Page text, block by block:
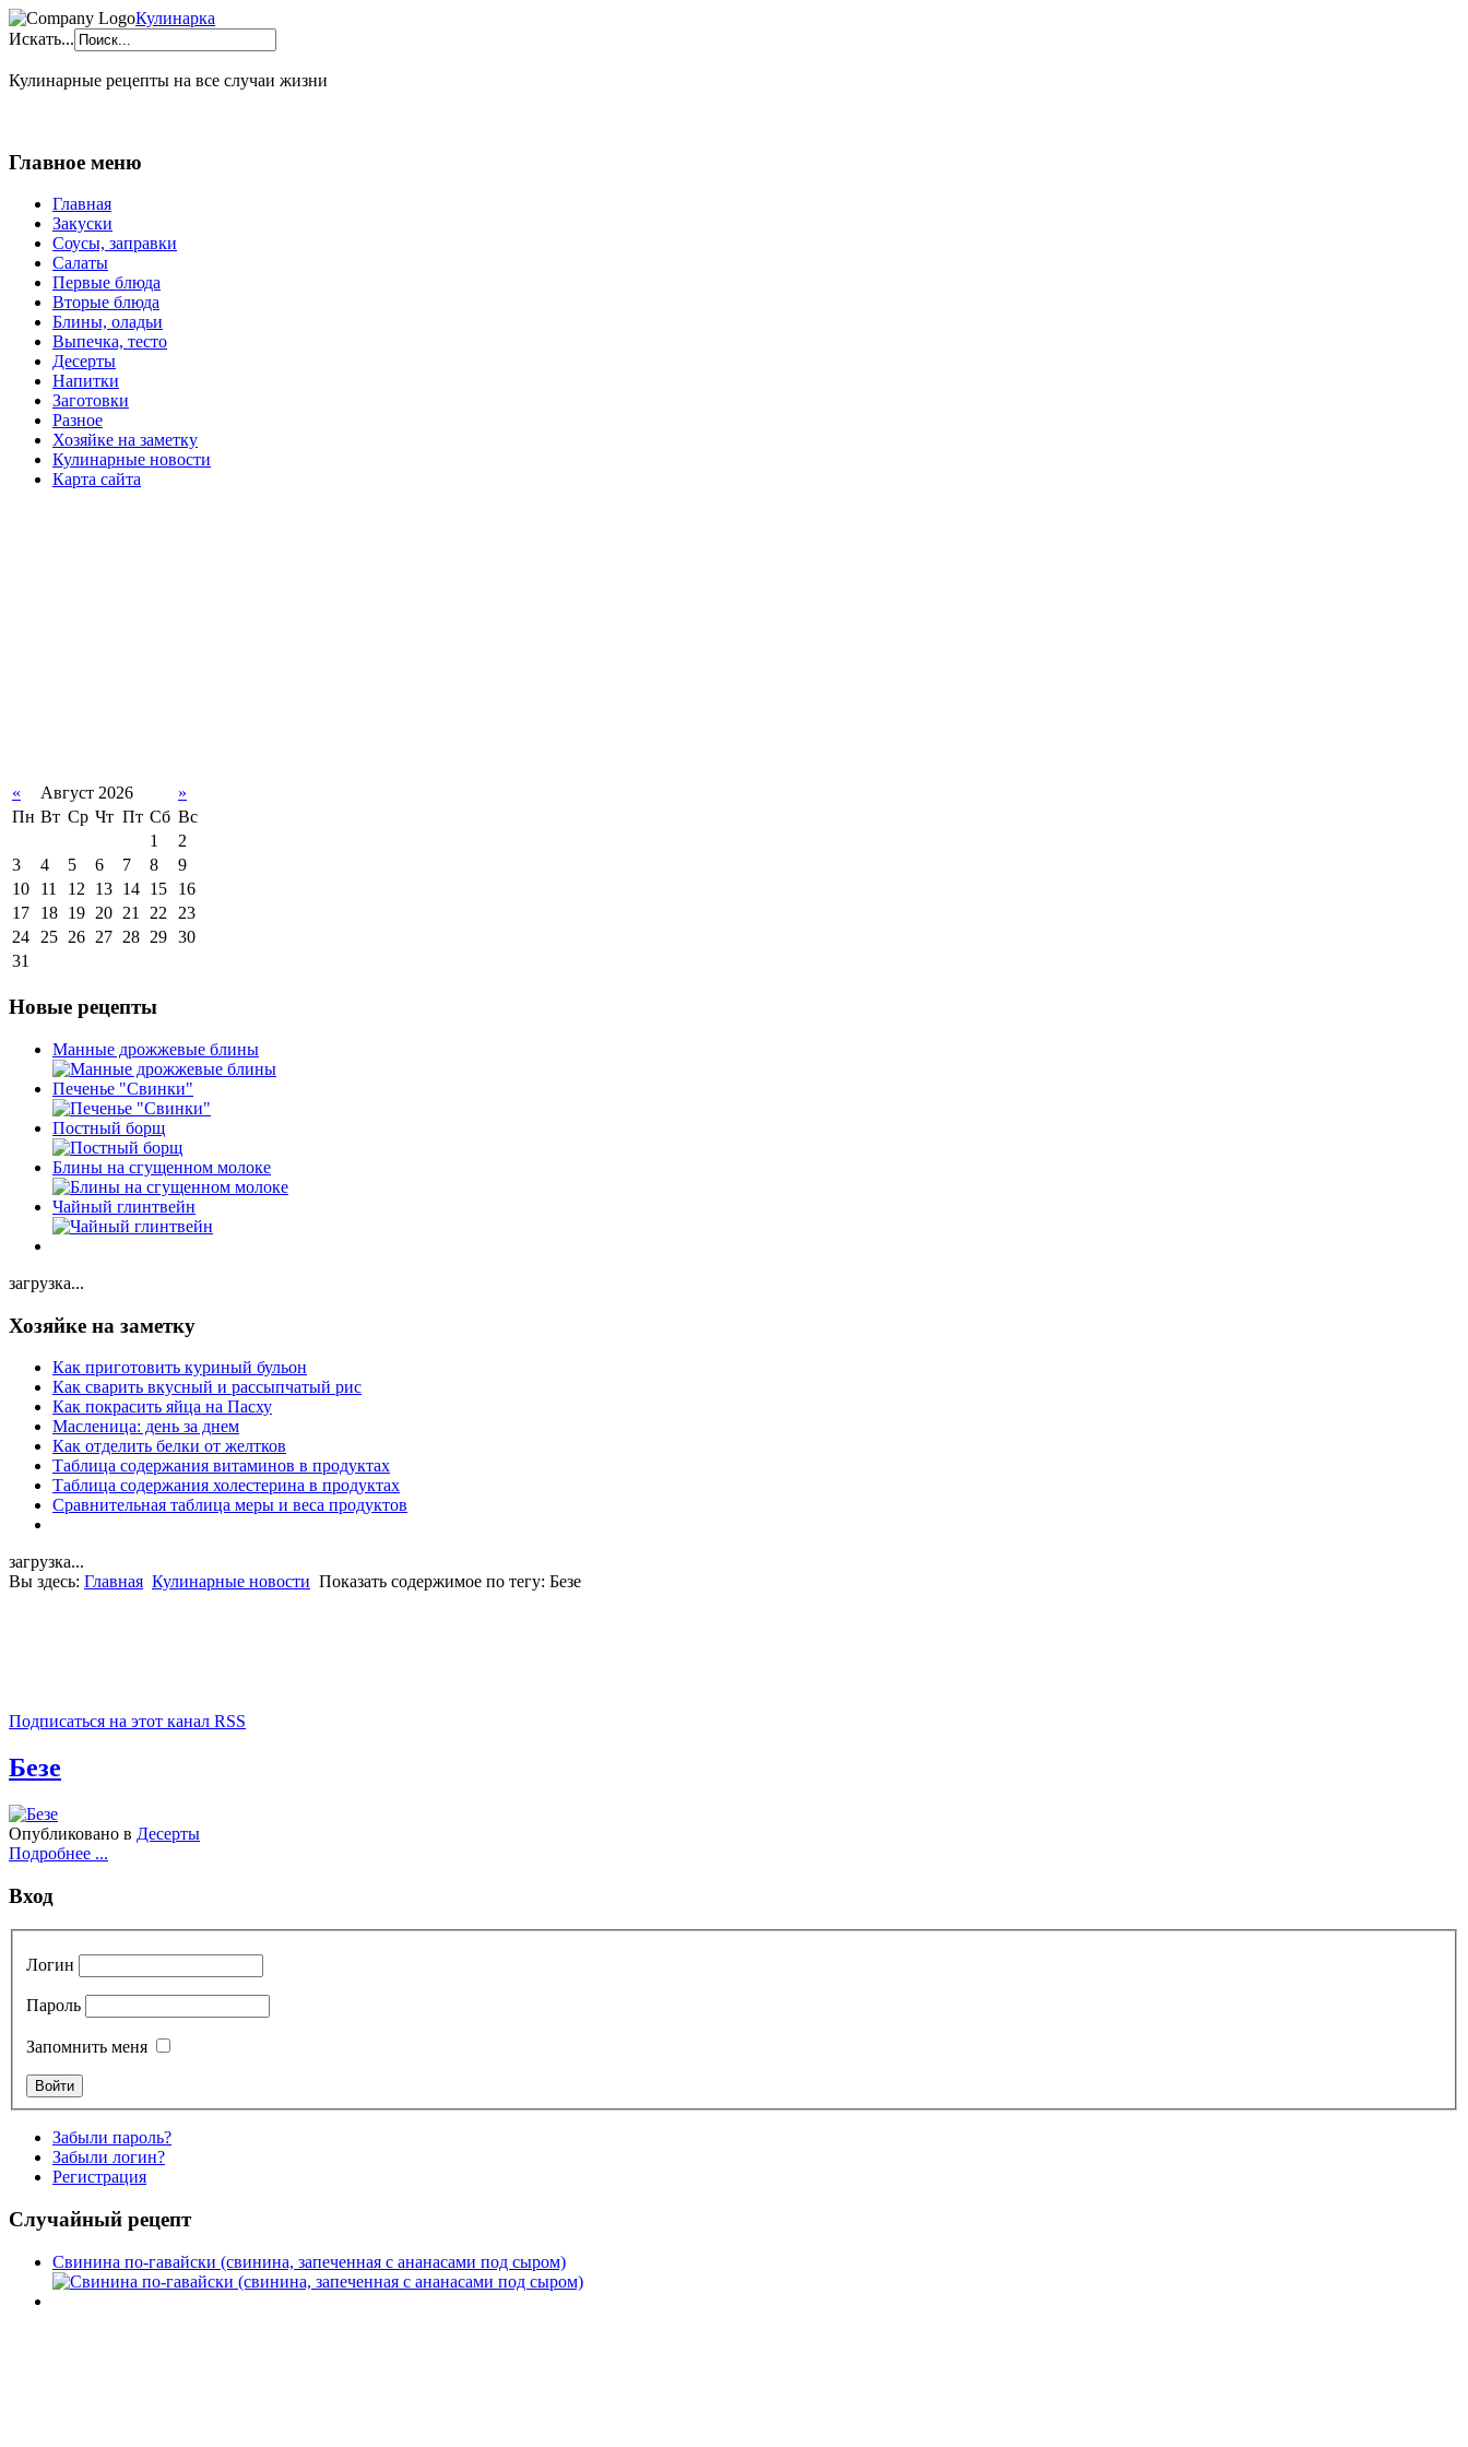
Кулинарка
Искать...
Кулинарные рецепты на все случаи жизни
Главное меню
Главная
Закуски
Соусы, заправки
Салаты
Первые блюда
Вторые блюда
Блины, оладьи
Выпечка, тесто
Десерты
Напитки
Заготовки
Разное
Хозяйке на заметку
Кулинарные новости
Карта сайта
« Август 2026
»
Пн Вт Ср Чт Пт Сб Вс
1
2
3
4 5 6 7 8
9
10
11 12 13 14 15
16
17
18 19 20 21 22 23
24 25 26 27 28 29 30
31
Новые рецепты
Манные дрожжевые блины
Печенье "Свинки"
Постный борщ
Блины на сгущенном молоке
Чайный глинтвейн
загрузка...
Хозяйке на заметку
Как приготовить куриный бульон
Как сварить вкусный и рассыпчатый рис
Как покрасить яйца на Пасху
Масленица: день за днем
Как отделить белки от желтков
Таблица содержания витаминов в продуктах
Таблица содержания холестерина в продуктах
Сравнительная таблица меры и веса продуктов
загрузка...
Вы здесь: Главная Кулинарные новости Показать содержимое по тегу: Безе
Подписаться на этот канал RSS
Безе
Опубликовано в Десерты
Подробнее ...
Вход
Логин
Пароль
Запомнить меня
Забыли пароль?
Забыли логин?
Регистрация
Случайный рецепт
Свинина по-гавайски (свинина, запеченная с ананасами под сыром)